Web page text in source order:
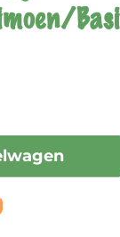
Basi